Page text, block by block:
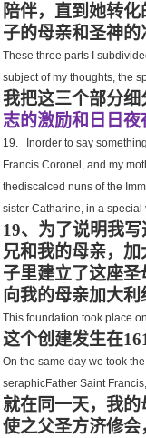
陪伴，直到她转
子的母亲和圣神的
These three parts I
subject of my thoughts, the
我把这三个部分
志的激励和日日夜
19. Inorder to say
Francis Coronel, and my
thediscalced nuns of the
sister Catharine, in a
19、为了说明我
兄和我的母亲，
子里建立了这座
向我的母亲加大
This foundation took place
这个创建发生在
On the same day we took
seraphicFather Saint
就在同一天，我
使之父圣方济修